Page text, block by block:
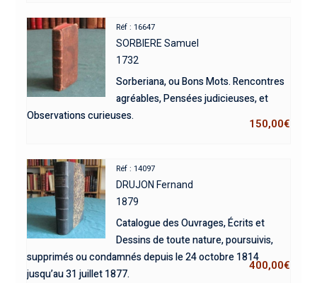
Réf : 16647
SORBIERE Samuel
1732
Sorberiana, ou Bons Mots. Rencontres
agréables, Pensées judicieuses, et
Observations curieuses.
150,00€
Réf : 14097
DRUJON Fernand
1879
Catalogue des Ouvrages, Écrits et
Dessins de toute nature, poursuivis,
supprimés ou condamnés depuis le 24 octobre 1814
jusqu’au 31 juillet 1877.
400,00€